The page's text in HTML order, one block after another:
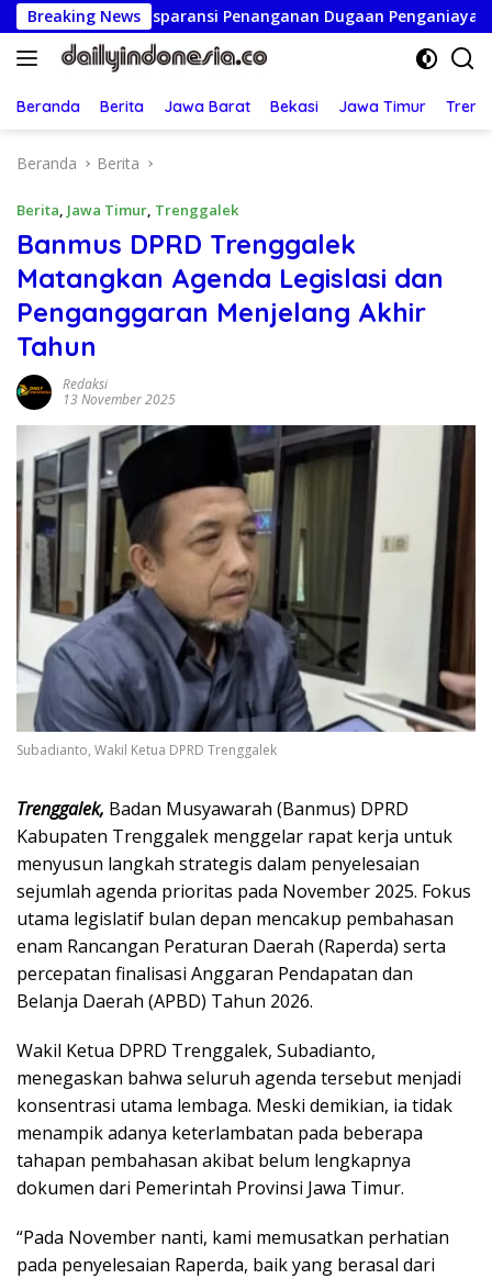
Langsung
ke
konten
Breaking NewsPenanganan Dugaan Penganiayaan
Beranda Berita Jawa Barat Bekasi Jawa Timur
Beranda Berita
Berita, Jawa Timur, Trenggalek
Banmus DPRD Trenggalek
Matangkan Agenda Legislasi dan
Penganggaran Menjelang Akhir
Tahun
Redaksi
13 November 2025
Subadianto, Wakil Ketua DPRD Trenggalek
Trenggalek, Badan Musyawarah (Banmus) DPRD
Kabupaten Trenggalek menggelar rapat kerja untuk
menyusun langkah strategis dalam penyelesaian
sejumlah agenda prioritas pada November 2025. Fokus
utama legislatif bulan depan mencakup pembahasan
enam Rancangan Peraturan Daerah (Raperda) serta
percepatan finalisasi Anggaran Pendapatan dan
Belanja Daerah (APBD) Tahun 2026.
Wakil Ketua DPRD Trenggalek, Subadianto,
menegaskan bahwa seluruh agenda tersebut menjadi
konsentrasi utama lembaga. Meski demikian, ia tidak
menampik adanya keterlambatan pada beberapa
tahapan pembahasan akibat belum lengkapnya
dokumen dari Pemerintah Provinsi Jawa Timur.
“Pada November nanti, kami memusatkan perhatian
pada penyelesaian Raperda, baik yang berasal dari